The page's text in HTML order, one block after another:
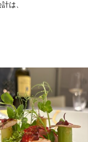
は、